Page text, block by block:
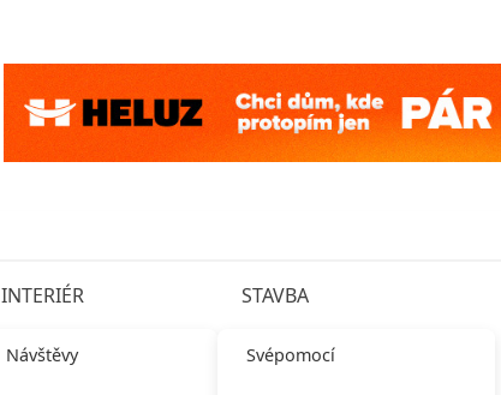
INTERIÉR
Návštěvy
STAVBA
Svépomocí